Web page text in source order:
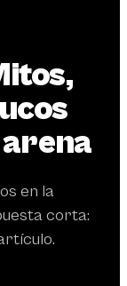
arena
en la
corta: